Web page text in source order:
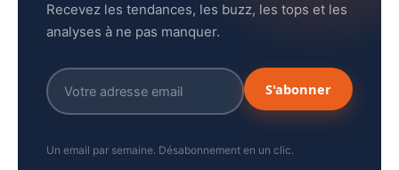
Recevez les tendances, les buzz, les tops et les
analyses à ne pas manquer.
S'abonner
Un email par semaine. Désabonnement en un clic.